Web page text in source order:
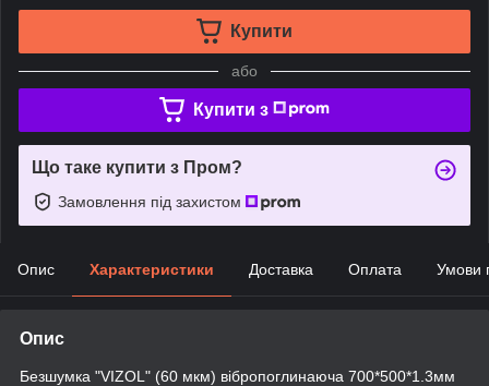
Купити
або
Купити з
Що таке купити з Пром?
Замовлення під захистом
Опис Характеристики Доставка Оплата Умови
Опис
Безшумка "VIZOL" (60 мкм) вібропоглинаюча 700*500*1.3мм